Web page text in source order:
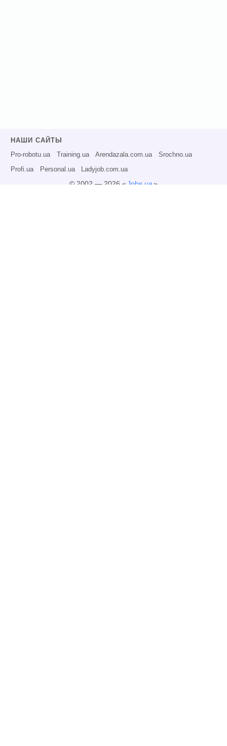
НАШИ САЙТЫ
Pro-robotu.ua Training.ua Arendazala.com.ua Srochno.ua
Profi.ua Personal.ua Ladyjob.com.ua
© 2002 — 2026 « Jobs.ua»